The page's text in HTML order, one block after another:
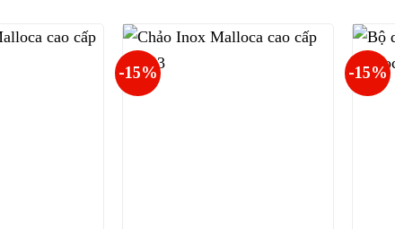
-15% -15%